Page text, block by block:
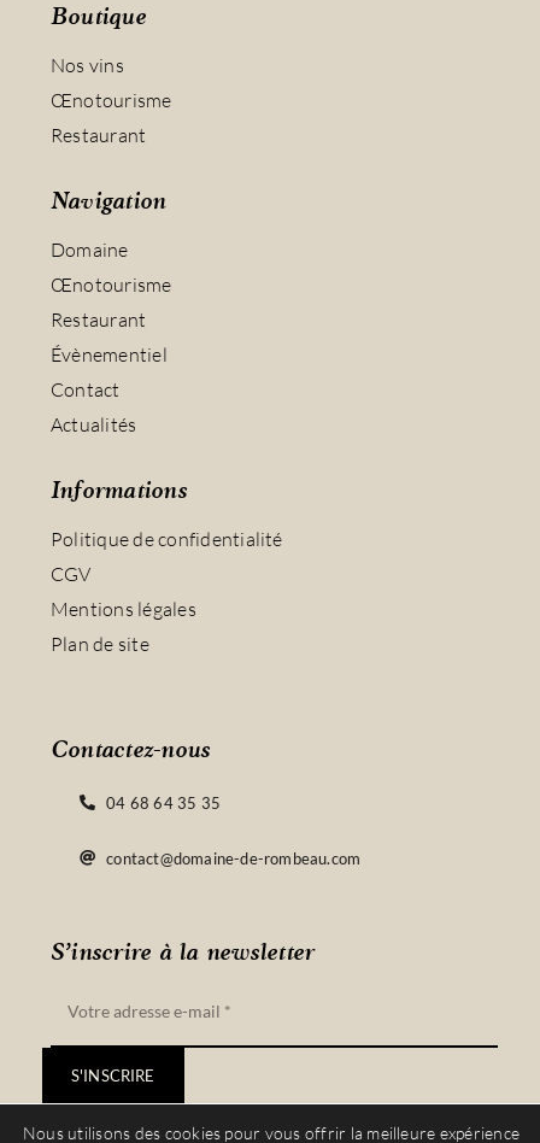
Boutique
Nos vins
Œnotourisme
Restaurant
Navigation
Domaine
Œnotourisme
Restaurant
Évènementiel
Contact
Actualités
Informations
Politique de confidentialité
CGV
Mentions légales
Plan de site
S’inscrire à la newsletter
S'INSCRIRE
Contactez-nous
04 68 64 35 35
contact@domaine-de-rombeau.com
Nous utilisons des cookies pour vous offrir la meilleure expérience